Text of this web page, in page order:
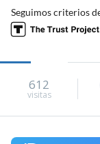
Seguimos criterios
612
visitas